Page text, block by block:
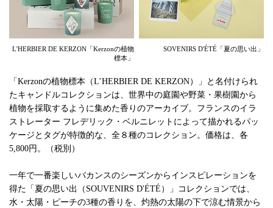
L'HERBIER DE KERZON「Kerzonの植物
標本」
SOVENIRS D'ÉTÉ「夏の思い出」
「Kerzonの植物標本（L’HERBIER DE KERZON）」と名付けられ
たキャンドルコレクションは、世界中の庭園や野菜・果樹園から
植物を採取するように集めた香りのアーカイブ。フランスのイラ
ストレーター フレデリック・ベルニレットによって描かれるパッ
ケージとタグが特徴的な、全８種のコレクション。価格は、各
5,800円。（税別）
一年で一番楽しいバカンスのシーズンからインスピレーションを
得た「夏の思い出（SOUVENIRS D'ÉTÉ）」コレクションでは、
水・太陽・ピーチの3種の香りを、灼熱の太陽の下で涼む情景から